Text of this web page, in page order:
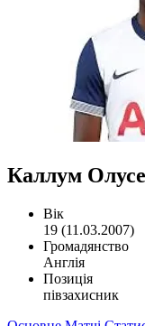
Каллум
Вік
19 (11.03.2007)
Громадянство
Англія
Позиція
півзахисник